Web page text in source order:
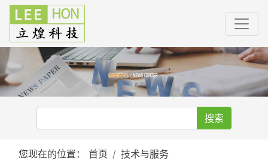
搜索
您现在的位置： 首页
技术与服务